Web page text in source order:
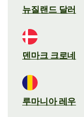
뉴질랜드 달러
덴마크 크로네
루마니아 레우